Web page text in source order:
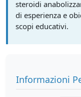
steroidi
di esperienza e
scopi educativi.
Informazioni